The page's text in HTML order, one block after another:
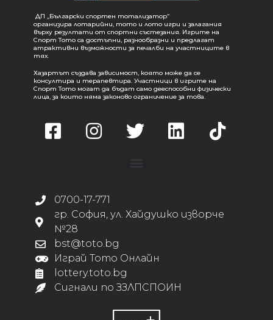
ДП „Български спортен тотализатор“
организира лотарийни, тото и лото игри и залагания
върху резултати от спортни състезания. Игрите на
Спорт Тото са достъпни, разнообразни и предлагат
атрактивни възможности за печалби на участниците в
тях.
Хазартът създава зависимост, която може да се
консултира и терапевтира. Участници в игрите на
Спорт Тото могат да бъдат само дееспособни физически
лица, за които няма законово ограничение за това.
0700-17-771
гр. София, ул. Хайдушко изворче
№28
bst@toto.bg
Играй Тото Онлайн
lottery.toto.bg
Сигнали по ЗЗЛПСПОИН